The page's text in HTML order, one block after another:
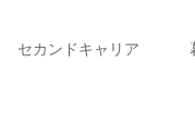
セカンドキャリア